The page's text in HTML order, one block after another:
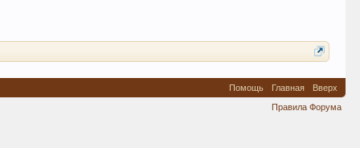
Помощь Главная
Вверх
Правила Форума